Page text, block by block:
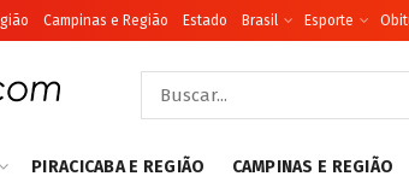
Campinas e Região Estado Brasil Esporte
PIRACICABA E REGIÃO CAMPINAS E REGIÃO